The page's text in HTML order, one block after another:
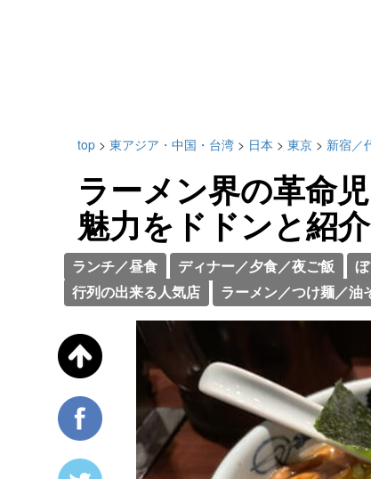
top > 東アジア・中国・台湾 > 日本 > 東京 > 新宿／
ラーメン界の革命
魅力をドドンと紹介
ランチ／昼食 ディナー／夕食／夜ご飯
行列の出来る人気店
ラーメン／つけ麺／油